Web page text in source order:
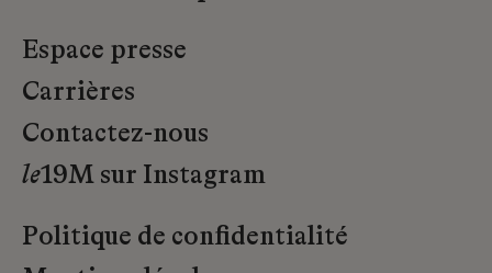
Espace presse
Carrières
Contactez-nous
le19M sur Instagram
Politique de confidentialité